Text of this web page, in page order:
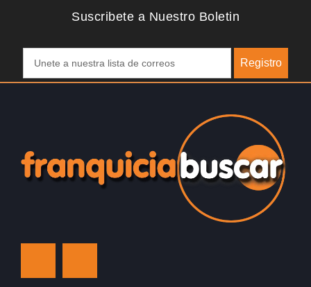
Suscribete a Nuestro Boletin
Registro